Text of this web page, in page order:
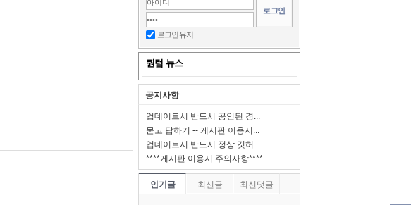
로그인 유지
퀀텀 뉴스
공지사항
업데이트시 반드시 공인된 경...
묻고 답하기 -- 게시판 이용시...
업데이트시 반드시 정상 깃허...
****게시판 이용시 주의사항****
인기글 최신글 최신댓글